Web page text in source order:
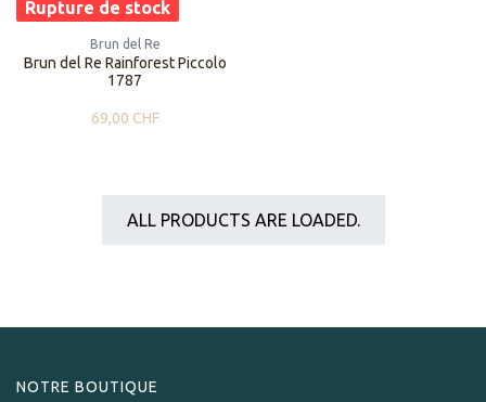
Rupture de stock
Brun del Re
Brun del Re Rainforest Piccolo
1787
69,00 CHF
ALL PRODUCTS ARE LOADED.
NOTRE BOUTIQUE